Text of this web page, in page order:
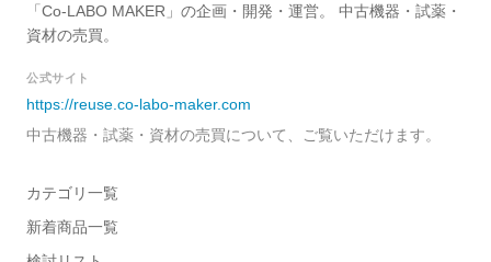
「Co-LABO MAKER」の企画・開発・運営。 中古機器・試薬・
資材の売買。
公式サイト
https://reuse.co-labo-maker.com
中古機器・試薬・資材の売買について、ご覧いただけます。
カテゴリ一覧
新着商品一覧